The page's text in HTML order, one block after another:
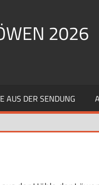
2026
AUS DER SENDUNG